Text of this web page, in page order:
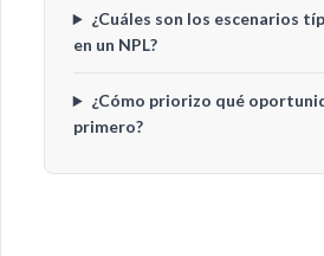
¿Cuáles son los escenarios
en un NPL?
¿Cómo priorizo qué
primero?